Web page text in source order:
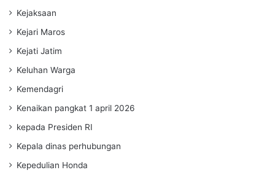
Kejaksaan
Kejari Maros
Kejati Jatim
Keluhan Warga
Kemendagri
Kenaikan pangkat 1 april 2026
kepada Presiden RI
Kepala dinas perhubungan
Kepedulian Honda